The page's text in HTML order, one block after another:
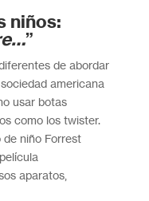
niños:
”
de abordar
americana
usar botas
como los twister.
niño Forrest
aparatos,